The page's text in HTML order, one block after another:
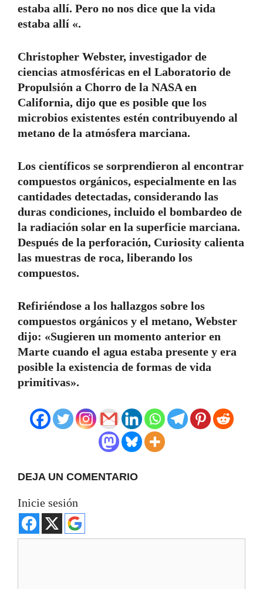
estaba allí. Pero no nos dice que la vida
estaba allí «.
Christopher Webster, investigador de
ciencias atmosféricas en el Laboratorio de
Propulsión a Chorro de la NASA en
California, dijo que es posible que los
microbios existentes estén contribuyendo al
metano de la atmósfera marciana.
Los científicos se sorprendieron al encontrar
compuestos orgánicos, especialmente en las
cantidades detectadas, considerando las
duras condiciones, incluido el bombardeo de
la radiación solar en la superficie marciana.
Después de la perforación, Curiosity calienta
las muestras de roca, liberando los
compuestos.
Refiriéndose a los hallazgos sobre los
compuestos orgánicos y el metano, Webster
dijo: «Sugieren un momento anterior en
Marte cuando el agua estaba presente y era
posible la existencia de formas de vida
primitivas».
DEJA UN COMENTARIO
Inicie sesión